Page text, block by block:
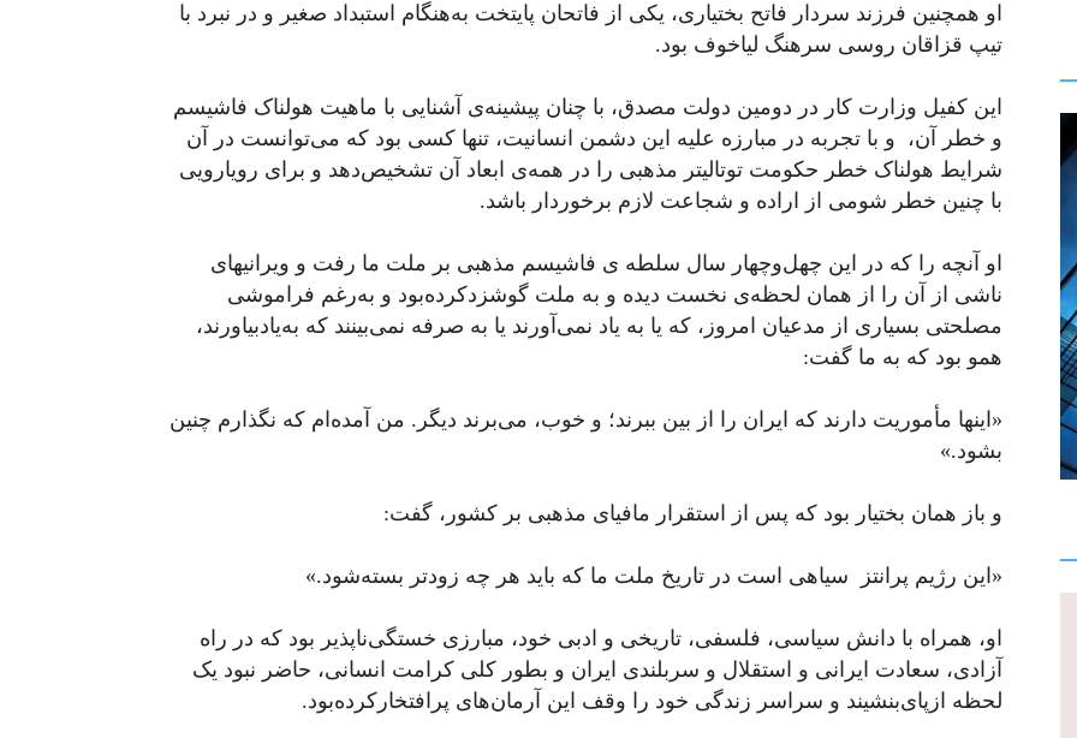
او همچنین فرزند سردار فاتح بختیاری، یکی از فاتحان پایتخت به‌هنگام استبداد صغیر و در نبرد با
تیپ قزاقان روسی سرهنگ لیاخوف بود.
این کفیل وزارت کار در دومین دولت مصدق، با چنان پیشینه‌ی آشنایی با ماهیت هولناک فاشیسم
و خطر آن، و با تجربه در مبارزه علیه این دشمن انسانیت، تنها کسی بود که می‌توانست در آن
شرایط هولناک خطر حکومت توتالیتر مذهبی را در همه‌ی ابعاد آن تشخیص‌دهد و برای رویارویی
با چنین خطر شومی از اراده و شجاعت لازم برخوردار باشد.
او آنچه را که در این چهل‌وچهار سال سلطه ی فاشیسم مذهبی بر ملت ما رفت و ویرانیهای
ناشی از آن را از همان لحظه‌ی نخست دیده و به ملت گوشزدکرده‌بود و به‌رغم فراموشی
مصلحتی بسیاری از مدعیان امروز، که یا به یاد نمی‌آورند یا به صرفه نمی‌بینند که به‌یادبیاورند،
همو بود که به ما گفت:
«اینها مأموریت دارند که ایران را از بین ببرند؛ و خوب، می‌برند دیگر. من آمده‌ام که نگذارم چنین
بشود.»
و باز همان بختیار بود که پس از استقرار مافیای مذهبی بر کشور، گفت:
«این رژیم پرانتز سیاهی است در تاریخ ملت ما که باید هر چه زودتر بسته‌شود.»
او، همراه با دانش سیاسی، فلسفی، تاریخی و ادبی خود، مبارزی خستگی‌ناپذیر بود که در راه
آزادی‌، سعادت ایرانی و استقلال و سربلندی ایران و بطور کلی کرامت انسانی، حاضر نبود یک
لحظه ازپای‌بنشیند و سراسر زندگی خود را وقف این آرمان‌های پرافتخارکرده‌بود.